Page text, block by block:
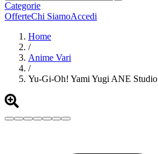
Categorie
OfferteChi SiamoAccedi
Home
/
Anime Vari
/
Yu-Gi-Oh! Yami Yugi ANE Studio